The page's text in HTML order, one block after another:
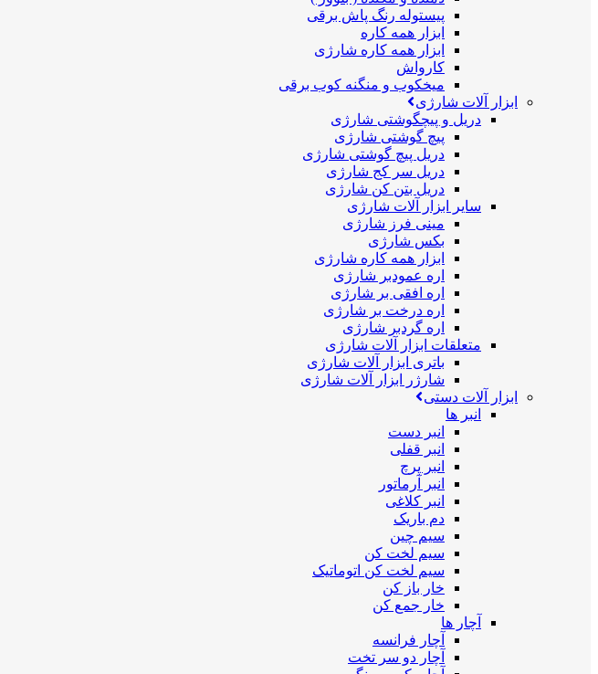
پیستوله رنگ پاش برقی
ابزار همه کاره
ابزار همه کاره شارژی
کارواش
میخکوب و منگنه کوب برقی
ابزار آلات شارژی
دریل و پیچگوشتی شارژی
پیچ گوشتی شارژی
دریل پیچ گوشتی شارژی
دریل سر کج شارژی
دریل بتن کن شارژی
سایر ابزار آلات شارژی
مینی فرز شارژی
بکس شارژی
ابزار همه کاره شارژی
اره عمودبر شارژی
اره افقی بر شارژی
اره درخت بر شارژی
اره گردبر شارژی
متعلقات ابزار آلات شارژی
باتری ابزار آلات شارژی
شارژر ابزار آلات شارژی
ابزار آلات دستی
انبر ها
انبر دست
انبر قفلی
انبر پرچ
انبر آرماتور
انبر کلاغی
دم باریک
سیم چین
سیم لخت کن
سیم لخت کن اتوماتیک
خار باز کن
خار جمع کن
آچار ها
آچار فرانسه
آچار دو سر تخت